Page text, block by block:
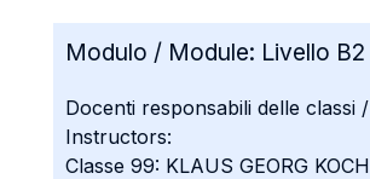
Modulo / Module: Livello B2
Docenti responsabili delle classi /
Instructors:
Classe 99: KLAUS GEORG KOCH